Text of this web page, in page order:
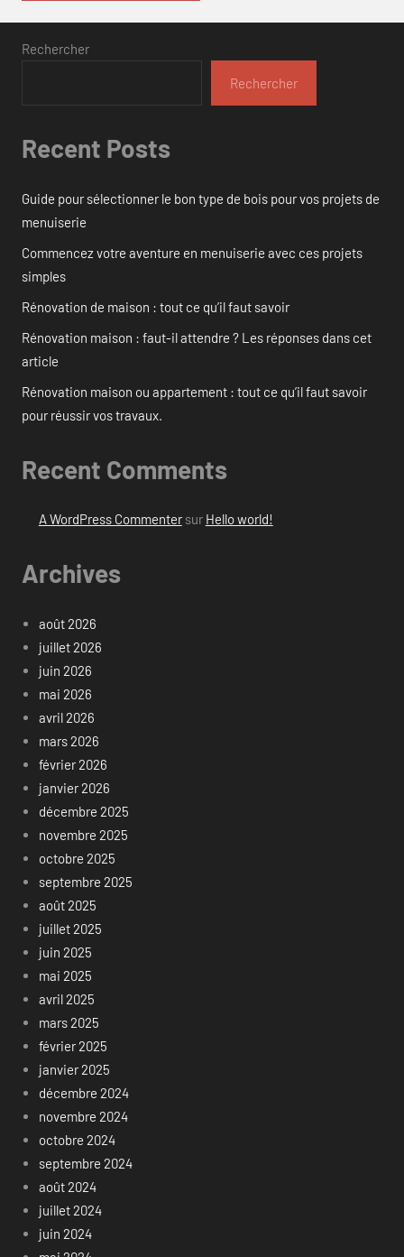
Rechercher
Rechercher
Recent Posts
Guide pour sélectionner le bon type de bois pour vos projets de
menuiserie
Commencez votre aventure en menuiserie avec ces projets
simples
Rénovation de maison : tout ce qu’il faut savoir
Rénovation maison : faut-il attendre ? Les réponses dans cet
article
Rénovation maison ou appartement : tout ce qu’il faut savoir
pour réussir vos travaux.
Recent Comments
A WordPress Commentersur Hello world!
Archives
août 2026
juillet 2026
juin 2026
mai 2026
avril 2026
mars 2026
février 2026
janvier 2026
décembre 2025
novembre 2025
octobre 2025
septembre 2025
août 2025
juillet 2025
juin 2025
mai 2025
avril 2025
mars 2025
février 2025
janvier 2025
décembre 2024
novembre 2024
octobre 2024
septembre 2024
août 2024
juillet 2024
juin 2024